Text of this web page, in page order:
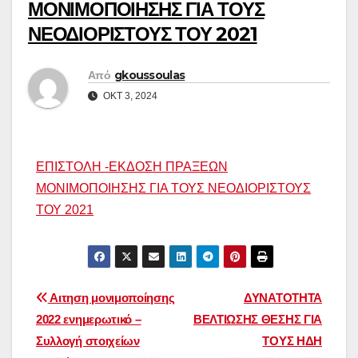
ΜΟΝΙΜΟΠΟΙΗΣΗΣ ΓΙΑ ΤΟΥΣ
ΝΕΟΔΙΟΡΙΣΤΟΥΣ ΤΟΥ 2021
Από gkoussoulas
ΟΚΤ 3, 2024
ΕΠΙΣΤΟΛΗ -ΕΚΔΟΣΗ ΠΡΑΞΕΩΝ
ΜΟΝΙΜΟΠΟΙΗΣΗΣ ΓΙΑ ΤΟΥΣ ΝΕΟΔΙΟΡΙΣΤΟΥΣ
ΤΟΥ 2021
Πλοήγηση
άρθρων
ΔΥΝΑΤΟΤΗΤΑ
ΒΕΛΤΙΩΣΗΣ ΘΕΣΗΣ ΓΙΑ
ΤΟΥΣ ΗΔΗ
Αιτηση μονιμοποίησης
2022 ενημερωτικό –
Συλλογή στοιχείων